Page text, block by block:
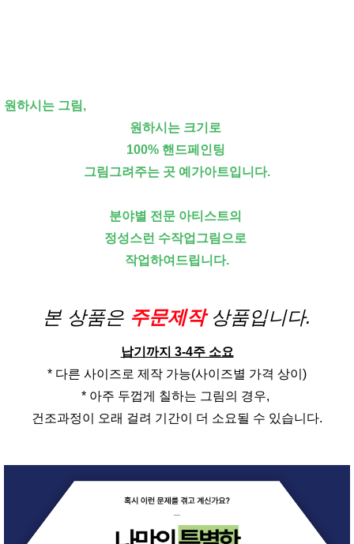
원하시는 그림,
원하시는 크기로
100% 핸드페인팅
그림그려주는 곳 예가아트입니다.
분야별 전문 아티스트의
정성스런 수작업그림으로
작업하여드립니다.
본 상품은 주문제작 상품입니다.
납기까지 3-4주 소요
* 다른 사이즈로 제작 가능(사이즈별 가격 상이)
* 아주 두껍게 칠하는 그림의 경우,
건조과정이 오래 걸려 기간이 더 소요될 수 있습니다.